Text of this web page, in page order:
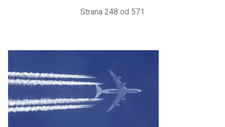
Strana 248 od 571